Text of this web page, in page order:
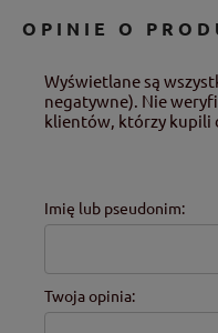
OPINIE O
Wyświetlane są
negatywne). Nie
klientów, którzy kupili
Imię lub pseudonim:
Twoja opinia: